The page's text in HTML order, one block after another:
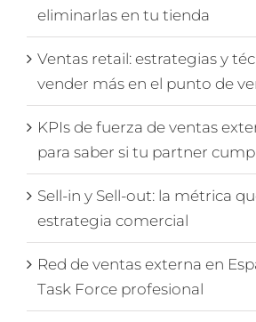
eliminarlas en tu tienda
Ventas retail: estrategias y
vender más en el punto de
KPIs de fuerza de ventas
para saber si tu partner
Sell-in y Sell-out: la métrica
estrategia comercial
Red de ventas externa en
Task Force profesional